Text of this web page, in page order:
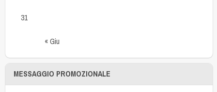
« Giu
31
MESSAGGIO PROMOZIONALE